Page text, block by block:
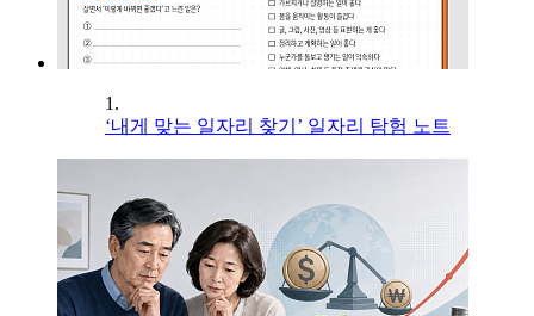
1.
‘내게 맞는 일자리 찾기’ 일자리 탐험 노트